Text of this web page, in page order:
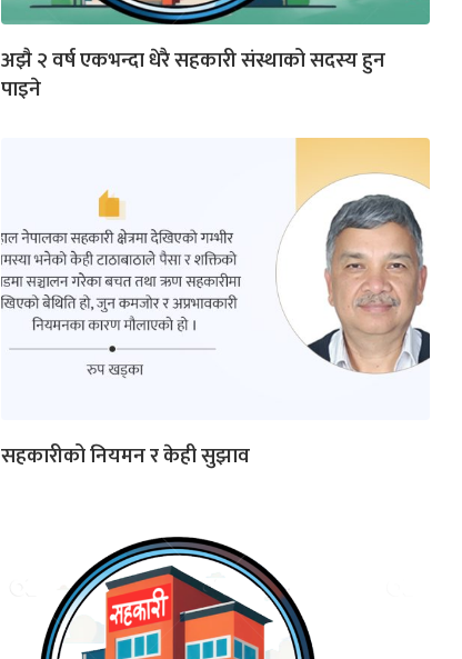
अझै २ वर्ष एकभन्दा धेरै सहकारी संस्थाको सदस्य हुन
पाइने
सहकारीको नियमन र केही सुझाव